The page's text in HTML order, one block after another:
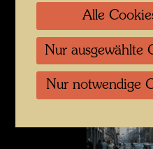
Hundertwasser während
Alle
Nur ausgewählte
Nur notwendige